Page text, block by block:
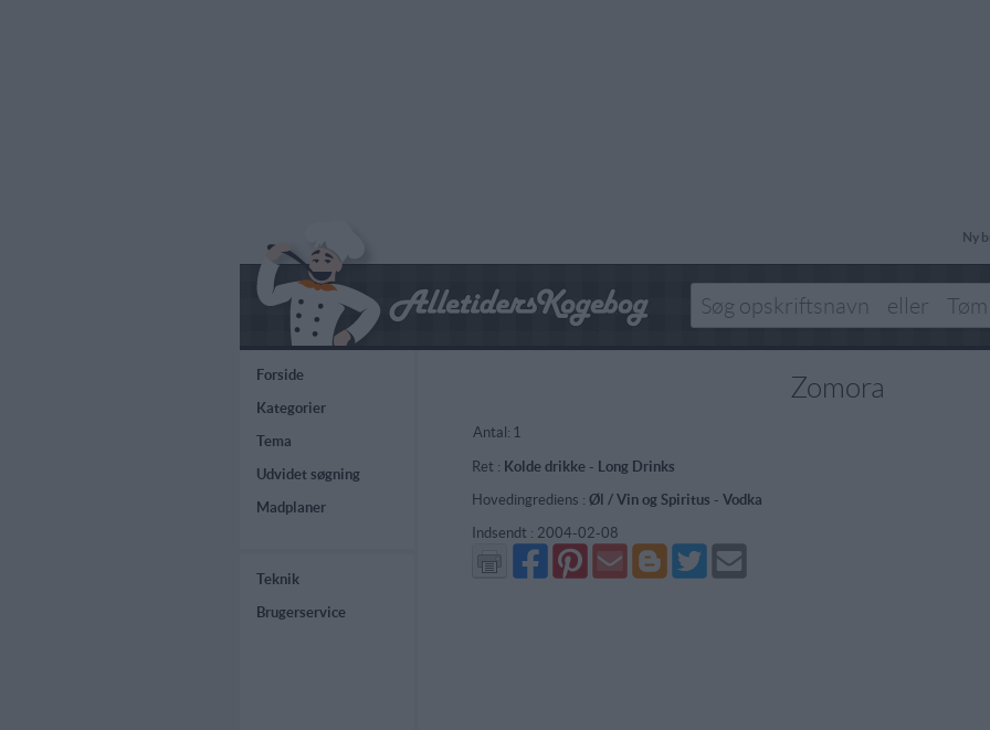
Ny
Forside
Kategorier
Tema
Udvidet søgning
Madplaner
Teknik
Brugerservice
Zomora
Antal: 1
Ret : Kolde drikke- Long Drinks
Hovedingrediens : Øl / Vin og Spiritus - Vodka
Indsendt : 2004-02-08
Del
på
Facebook
Del
på
Pinterest
Send
via
GMail
Del
på
Blogger
Del
på
Twitter
Send
mail